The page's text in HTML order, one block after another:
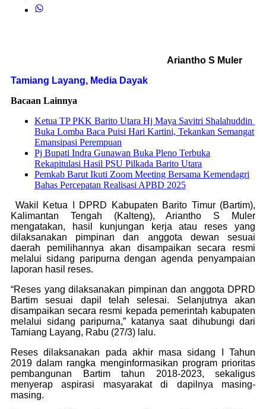
Ariantho S Muler
Tamiang Layang, Media Dayak
Bacaan Lainnya
Ketua TP PKK Barito Utara Hj Maya Savitri Shalahuddin
Buka Lomba Baca Puisi Hari Kartini, Tekankan Semangat
Emansipasi Perempuan
Pj Bupati Indra Gunawan Buka Pleno Terbuka
Rekapitulasi Hasil PSU Pilkada Barito Utara
Pemkab Barut Ikuti Zoom Meeting Bersama Kemendagri
Bahas Percepatan Realisasi APBD 2025
Wakil Ketua I DPRD Kabupaten Barito Timur (Bartim),
Kalimantan Tengah (Kalteng), Ariantho S Muler
mengatakan, hasil kunjungan kerja atau reses yang
dilaksanakan pimpinan dan anggota dewan sesuai
daerah pemilihannya akan disampaikan secara resmi
melalui sidang paripurna dengan agenda penyampaian
laporan hasil reses.
“Reses yang dilaksanakan pimpinan dan anggota DPRD
Bartim sesuai dapil telah selesai. Selanjutnya akan
disampaikan secara resmi kepada pemerintah kabupaten
melalui sidang paripurna,” katanya saat dihubungi dari
Tamiang Layang, Rabu (27/3) lalu.
Reses dilaksanakan pada akhir masa sidang I Tahun
2019 dalam rangka menginformasikan program prioritas
pembangunan Bartim tahun 2018-2023, sekaligus
menyerap aspirasi masyarakat di dapilnya masing-
masing.